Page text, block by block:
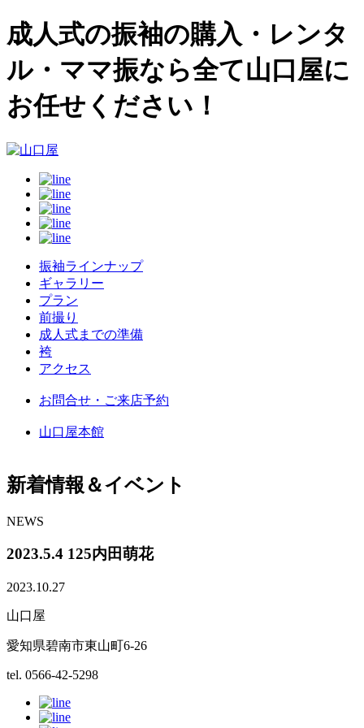
成人式の振袖の購入・レンタ
ル・ママ振なら全て山口屋に
お任せください！
振袖ラインナップ
ギャラリー
プラン
前撮り
成人式までの準備
袴
アクセス
お問合せ・ご来店予約
山口屋本館
新着情報＆イベント
NEWS
2023.5.4 125内田萌花
2023.10.27
山口屋
愛知県碧南市東山町6-26
tel. 0566-42-5298